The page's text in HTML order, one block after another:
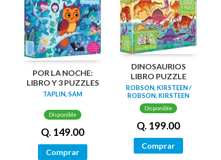
POR LA NOCHE:
LIBRO Y 3 PUZZLES
TAPLIN, SAM
Disponible
Q. 149.00
Comprar
DINOSAURIOS
LIBRO PUZZLE
ROBSON, KIRSTEEN /
ROBSON, KIRSTEEN
Disponible
Q. 199.00
Comprar